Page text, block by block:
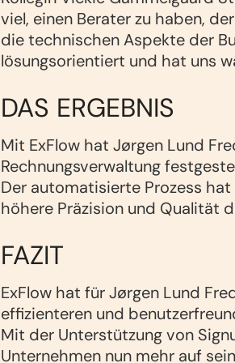
viel, einen Berater zu haben,
die technischen Aspekte der
lösungsorientiert und hat uns
DAS ERGEBNIS
Mit ExFlow hat Jørgen Lund
Rechnungsverwaltung
Der automatisierte Prozess
höhere Präzision und Qualität
FAZIT
ExFlow hat für Jørgen Lund
effizienteren und
Mit der Unterstützung von
Unternehmen nun mehr auf